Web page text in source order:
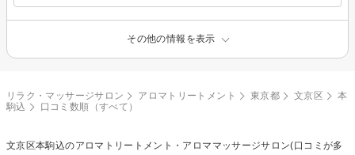
その他の情報を表示
リラク・マッサージサロン アロマトリートメント 東京都 文京区
本
駒込
口コミ数順（すべて）
文京区本駒込のアロマトリートメント・アロママッサージサロン(口コミが多